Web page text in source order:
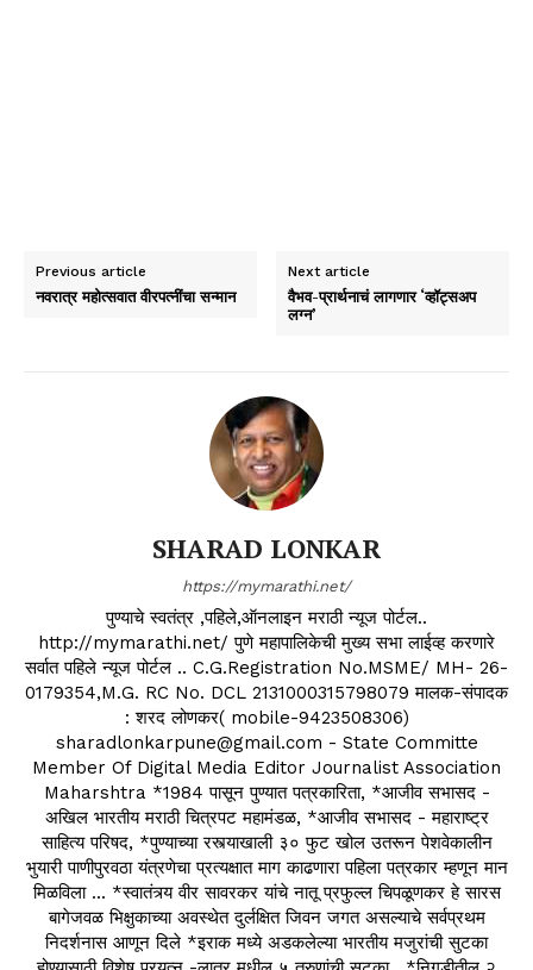
Previous article
नवरात्र महोत्सवात वीरपत्नींचा सन्मान
Next article
वैभव-प्रार्थनाचं लागणार ‘व्हॉट्सअप
लग्न’
SHARAD LONKAR
https://mymarathi.net/
पुण्याचे स्वतंत्र ,पहिले,ऑनलाइन मराठी न्यूज पोर्टल..
http://mymarathi.net/ पुणे महापालिकेची मुख्य सभा लाईव्ह करणारे
सर्वात पहिले न्यूज पोर्टल .. C.G.Registration No.MSME/ MH- 26-
0179354,M.G. RC No. DCL 2131000315798079 मालक-संपादक
: शरद लोणकर( mobile-9423508306)
sharadlonkarpune@gmail.com - State Committe
Member Of Digital Media Editor Journalist Association
Maharshtra *1984 पासून पुण्यात पत्रकारिता, *आजीव सभासद -
अखिल भारतीय मराठी चित्रपट महामंडळ, *आजीव सभासद - महाराष्ट्र
साहित्य परिषद, *पुण्याच्या रस्त्याखाली ३० फुट खोल उतरून पेशवेकालीन
भुयारी पाणीपुरवठा यंत्रणेचा प्रत्यक्षात माग काढणारा पहिला पत्रकार म्हणून मान
मिळविला ... *स्वातंत्र्य वीर सावरकर यांचे नातू प्रफुल्ल चिपळूणकर हे सारस
बागेजवळ भिक्षुकाच्या अवस्थेत दुर्लक्षित जिवन जगत असल्याचे सर्वप्रथम
निदर्शनास आणून दिले *इराक मध्ये अडकलेल्या भारतीय मजुरांची सुटका